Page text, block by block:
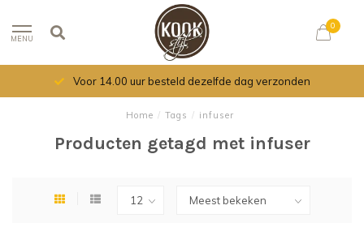
MENU
0
Voor 14.00 uur besteld dezelfde dag verzonden
Home / Tags / infuser
Producten getagd met infuser